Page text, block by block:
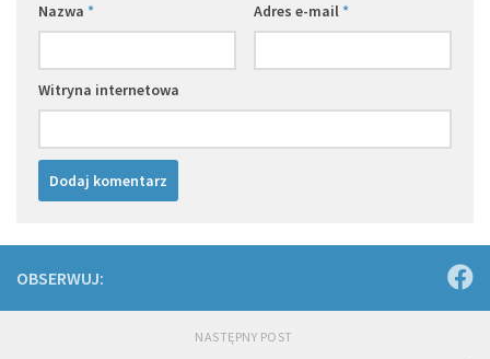
Nazwa * Adres e-mail*
Witryna internetowa
OBSERWUJ:
NASTĘPNY POST